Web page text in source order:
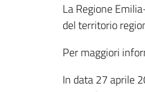
La Regione
del territorio
Per maggiori
In data 27 aprile